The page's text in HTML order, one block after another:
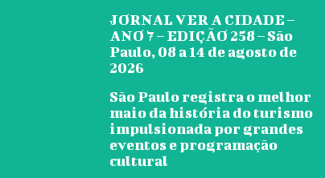
JORNAL VER A CIDADE –
ANO 7 – EDIÇÃO 258 – São
Paulo, 08 a 14 de agosto de
2026
São Paulo registra o melhor
maio da história do turismo
impulsionada por grandes
eventos e programação
cultural